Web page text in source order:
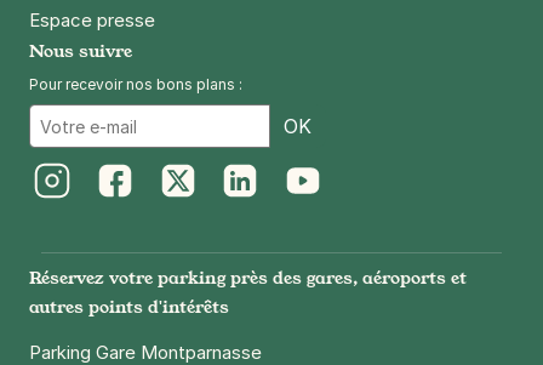
Espace presse
Nous suivre
Pour recevoir nos bons plans :
OK
Réservez votre parking près des gares, aéroports et
autres points d'intérêts
Parking Gare Montparnasse